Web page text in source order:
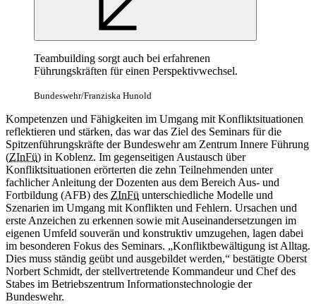
Teambuilding sorgt auch bei erfahrenen
Führungskräften für einen Perspektivwechsel.
Bundeswehr/Franziska Hunold
Kompetenzen und Fähigkeiten im Umgang mit Konfliktsituationen
reflektieren und stärken, das war das Ziel des Seminars für die
Spitzenführungskräfte der Bundeswehr am Zentrum Innere Führung
(ZInFü) in Koblenz. Im gegenseitigen Austausch über
Konfliktsituationen erörterten die zehn Teilnehmenden unter
fachlicher Anleitung der Dozenten aus dem Bereich Aus- und
Fortbildung (AFB) des ZInFü unterschiedliche Modelle und
Szenarien im Umgang mit Konflikten und Fehlern. Ursachen und
erste Anzeichen zu erkennen sowie mit Auseinandersetzungen im
eigenen Umfeld souverän und konstruktiv umzugehen, lagen dabei
im besonderen Fokus des Seminars. „Konfliktbewältigung ist Alltag.
Dies muss ständig geübt und ausgebildet werden,“ bestätigte Oberst
Norbert Schmidt, der stellvertretende Kommandeur und Chef des
Stabes im Betriebszentrum Informationstechnologie der
Bundeswehr.